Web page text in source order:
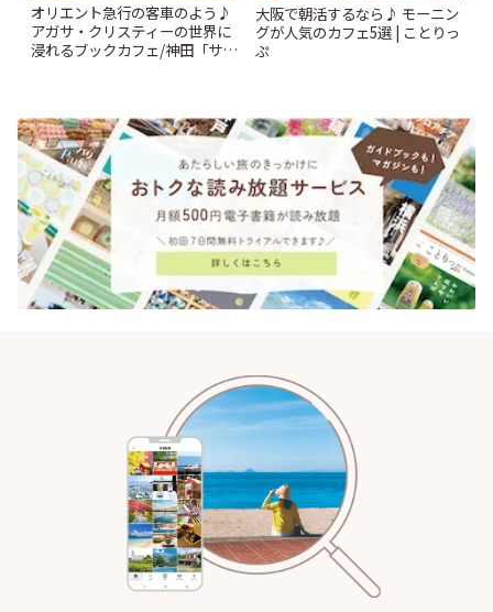
オリエント急行の客車のよう♪
アガサ・クリスティーの世界に
浸れるブックカフェ/神田「サロ
大阪で朝活するなら♪ モーニン
グが人気のカフェ5選 | ことりっ
ぷ